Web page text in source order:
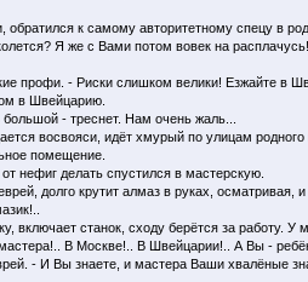
к самому авторитетному спецу в
Я же с Вами потом вовек на
профи. - Риски слишком велики! Езжайте в
в Швейцарию.
- треснет. Нам очень жаль...
восвояси, идёт хмурый по улицам
помещение.
нефиг делать спустился в мастерскую.
долго крутит алмаз в руках, осматривая,
включает станок, сходу берётся за работу.
мастера!.. В Москве!.. В Швейцарии!.. А Вы -
еврей. - И Вы знаете, и мастера Ваши